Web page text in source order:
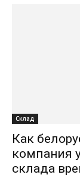
Склад
Как
компания
склада